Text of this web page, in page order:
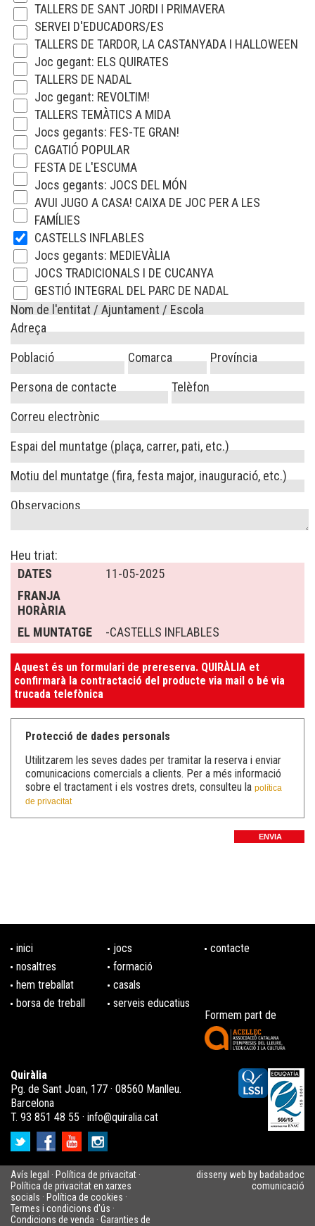
TALLERS DE SANT JORDI I PRIMAVERA
SERVEI D'EDUCADORS/ES
TALLERS DE TARDOR, LA CASTANYADA I HALLOWEEN
Joc gegant: ELS QUIRATES
TALLERS DE NADAL
Joc gegant: REVOLTIM!
TALLERS TEMÀTICS A MIDA
Jocs gegants: FES-TE GRAN!
CAGATIÓ POPULAR
FESTA DE L'ESCUMA
Jocs gegants: JOCS DEL MÓN
AVUI JUGO A CASA! CAIXA DE JOC PER A LES
FAMÍLIES
CASTELLS INFLABLES
Jocs gegants: MEDIEVÀLIA
JOCS TRADICIONALS I DE CUCANYA
GESTIÓ INTEGRAL DEL PARC DE NADAL
Nom de l'entitat / Ajuntament / Escola
Adreça
Població
Comarca
Província
Persona de contacte
Telèfon
Correu electrònic
Espai del muntatge (plaça, carrer, pati, etc.)
Motiu del muntatge (fira, festa major, inauguració, etc.)
Observacions
Heu triat:
DATES
11-05-2025
FRANJA
HORÀRIA
EL MUNTATGE
-CASTELLS INFLABLES
Aquest és un formulari de prereserva. QUIRÀLIA et
confirmarà la contractació del producte via mail o bé via
trucada telefònica
Protecció de dades personals
Utilitzarem les seves dades per tramitar la reserva i enviar
comunicacions comercials a clients. Per a més informació
sobre el tractament i els vostres drets, consulteu la política
de privacitat
inici
nosaltres
hem treballat
borsa de treball
jocs
formació
casals
serveis educatius
contacte
Formem part de
Quiràlia
Pg. de Sant Joan, 177 · 08560 Manlleu.
Barcelona
T. 93 851 48 55 · info@quiralia.cat
Avís legal · Política de privacitat ·
Política de privacitat en xarxes
socials · Política de cookies ·
Termes i condicions d'ús ·
Condicions de venda · Garanties de
disseny web by badabadoc
comunicació